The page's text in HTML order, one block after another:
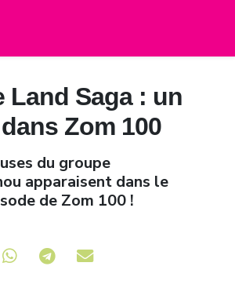
Land Saga : un
Zom 100
du groupe
apparaisent dans le
de Zom 100 !
Share on Telegram